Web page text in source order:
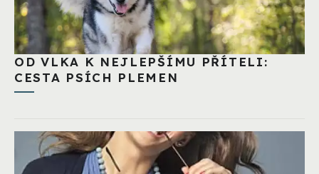
OD VLKA K NEJLEPŠÍMU PŘÍTELI:
CESTA PSÍCH PLEMEN